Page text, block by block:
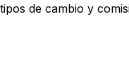
de cambio y